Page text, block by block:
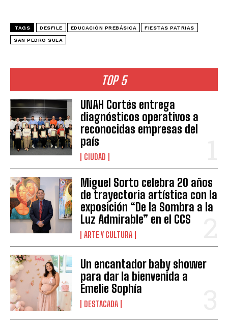
TOP 5
UNAH Cortés entrega
diagnósticos operativos a
reconocidas empresas del
país
CIUDAD
Miguel Sorto celebra 20 años
de trayectoria artística con la
exposición “De la Sombra a la
Luz Admirable” en el CCS
ARTE Y CULTURA
Un encantador baby shower
para dar la bienvenida a
Emelie Sophía
DESTACADA
TAGS DESFILE EDUCACIÓN PREBÁSICA FIESTAS PATRIAS
SAN PEDRO SULA